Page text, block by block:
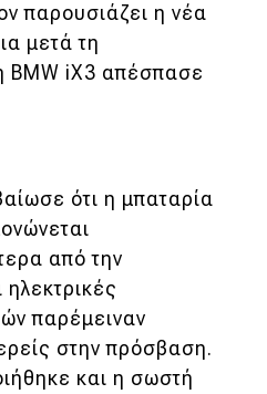
παρουσιάζει η νέα
μετά τη
BMW iX3 απέσπασε
ότι η μπαταρία
από την
παρέμειναν
στην πρόσβαση.
και η σωστή